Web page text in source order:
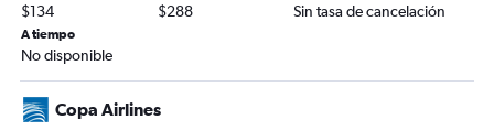
$134 $288 Sin tasa de cancelación
A tiempo
No disponible
Copa Airlines